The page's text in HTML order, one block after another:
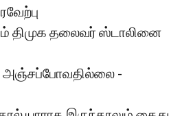
திமுக தலைவர் ஸ்டாலினை
அஞ்சப்போவதில்லை -